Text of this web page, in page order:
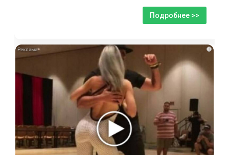
Подробнее >>
i